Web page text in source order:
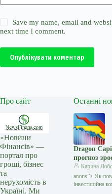
Save my name, email and
next time I comment.
Опублікувати коментар
Про сайт
«Новини
Фінансів» —
портал про
гроші, бізнес
та
нерухомість в
Україні. Ми
Останні
Dragon
прогноз
України у
Мінфін
Карина
anons”> Як
інвестиційна